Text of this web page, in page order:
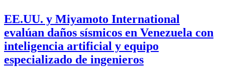
EE.UU. y Miyamoto International
evalúan daños sísmicos en Venezuela con
inteligencia artificial y equipo
especializado de ingenieros